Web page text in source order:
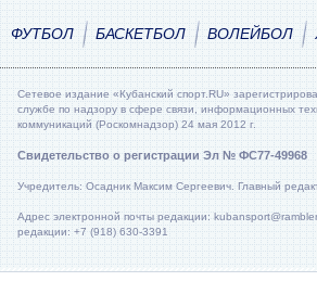
ФУТБОЛ БАСКЕТБОЛ ВОЛЕЙБОЛ
Сетевое издание «Кубанский спорт.RU»
службе по надзору в сфере связи, информационных
коммуникаций (Роскомнадзор) 24 мая 2012 г.
Свидетельство о регистрации Эл № ФС77-49968
Учредитель: Осадник Максим Сергеевич. Главный
Адрес электронной почты редакции:
редакции: +7 (918) 630-3391